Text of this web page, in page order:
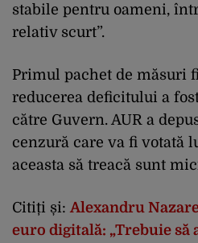
stabile pentru oameni,
relativ scurt”.
Primul pachet de măsuri
reducerea deficitului a
către Guvern. AUR a
cenzură care va fi votată
aceasta să treacă sunt
Citiți și: Alexandru
euro digitală: „Trebuie să